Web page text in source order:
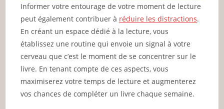
Informer votre entourage de votre moment de lecture
peut également contribuer à réduire les distractions.
En créant un espace dédié à la lecture, vous
établissez une routine qui envoie un signal à votre
cerveau que c’est le moment de se concentrer sur le
livre. En tenant compte de ces aspects, vous
maximiserez votre temps de lecture et augmenterez
vos chances de compléter un livre chaque semaine.